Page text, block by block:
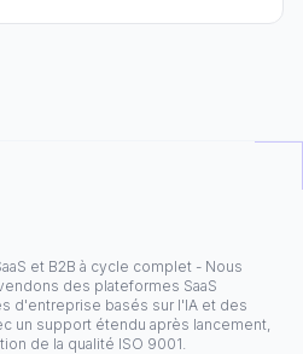
et B2B à cycle complet - Nous
des plateformes SaaS
d'entreprise basés sur l'IA et des
un support étendu après lancement,
de la qualité ISO 9001.